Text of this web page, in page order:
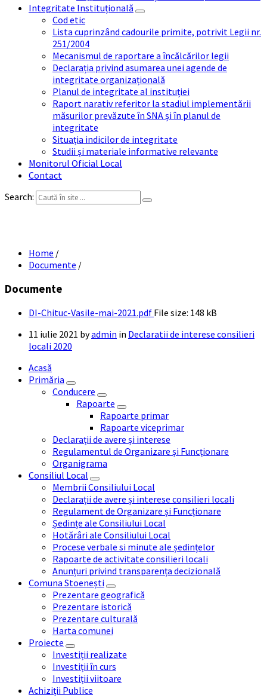
Integritate Instituțională
Cod etic
Lista cuprinzând cadourile primite, potrivit Legii nr.
251/2004
Mecanismul de raportare a încălcărilor legii
Declarația privind asumarea unei agende de
integritate organizațională
Planul de integritate al instituției
Raport narativ referitor la stadiul implementării
măsurilor prevăzute în SNA și în planul de
integritate
Situația indicilor de integritate
Studii și materiale informative relevante
Monitorul Oficial Local
Contact
Search:
Home /
Documente /
Documente
DI-Chituc-Vasile-mai-2021.pdf File size: 148 kB
11 iulie 2021 byadmin in Declaratii de interese consilieri
locali 2020
Acasă
Primăria
Conducere
Rapoarte
Rapoarte primar
Rapoarte viceprimar
Declarații de avere și interese
Regulamentul de Organizare și Funcționare
Organigrama
Consiliul Local
Membrii Consiliului Local
Declarații de avere și interese consilieri locali
Regulament de Organizare și Funcționare
Ședințe ale Consiliului Local
Hotărâri ale Consiliului Local
Procese verbale si minute ale ședințelor
Rapoarte de activitate consilieri locali
Anunțuri privind transparența decizională
Comuna Stoenești
Prezentare geografică
Prezentare istorică
Prezentare culturală
Harta comunei
Proiecte
Investiții realizate
Investiții în curs
Investiții viitoare
Achiziții Publice